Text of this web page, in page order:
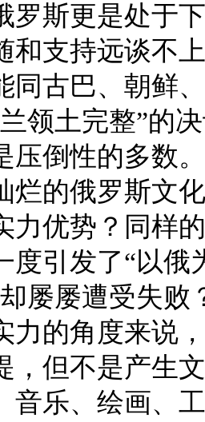
罗斯更是处于
和支持远谈不
同古巴、朝鲜
领土完整”的
压倒性的多数。
的俄罗斯文化
力优势？同样
度引发了“以俄
屡屡遭受失败
的角度来说，
，但不是产生
音乐、绘画、